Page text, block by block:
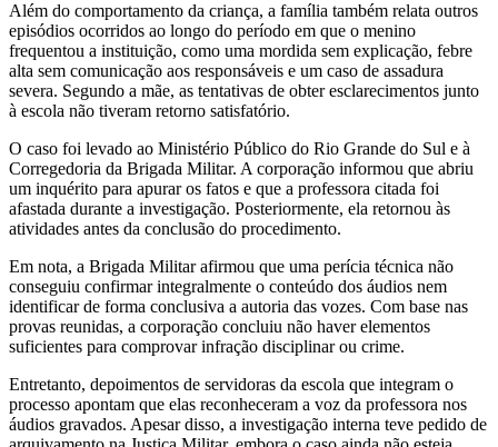
Além do comportamento da criança, a família também relata outros
episódios ocorridos ao longo do período em que o menino
frequentou a instituição, como uma mordida sem explicação, febre
alta sem comunicação aos responsáveis e um caso de assadura
severa. Segundo a mãe, as tentativas de obter esclarecimentos junto
à escola não tiveram retorno satisfatório.
O caso foi levado ao Ministério Público do Rio Grande do Sul e à
Corregedoria da Brigada Militar. A corporação informou que abriu
um inquérito para apurar os fatos e que a professora citada foi
afastada durante a investigação. Posteriormente, ela retornou às
atividades antes da conclusão do procedimento.
Em nota, a Brigada Militar afirmou que uma perícia técnica não
conseguiu confirmar integralmente o conteúdo dos áudios nem
identificar de forma conclusiva a autoria das vozes. Com base nas
provas reunidas, a corporação concluiu não haver elementos
suficientes para comprovar infração disciplinar ou crime.
Entretanto, depoimentos de servidoras da escola que integram o
processo apontam que elas reconheceram a voz da professora nos
áudios gravados. Apesar disso, a investigação interna teve pedido de